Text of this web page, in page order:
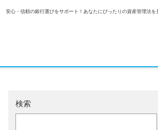
安心・信頼の銀行選びをサポート！あなたにぴったりの資産管理法を
検索